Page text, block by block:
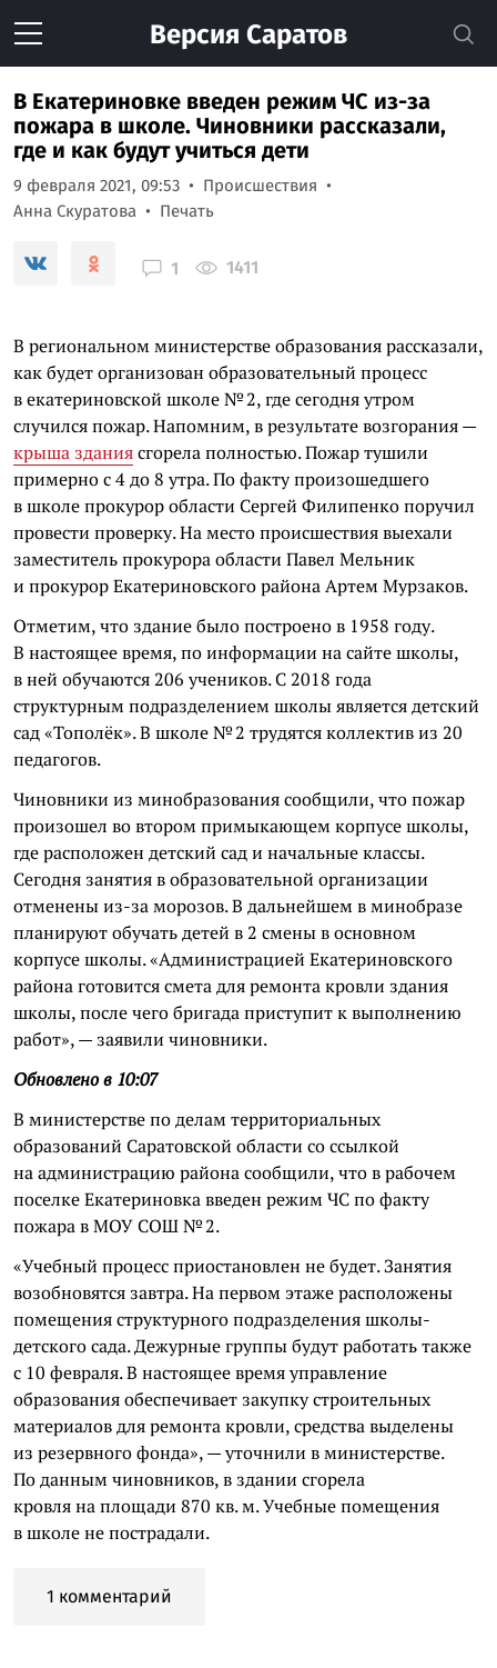
Версия Саратов
В Екатериновке введен режим ЧС из-за
пожара в школе. Чиновники рассказали,
где и как будут учиться дети
9 февраля 2021, 09:53
Происшествия
Анна Скуратова
Печать
1 1411
В региональном министерстве образования рассказали,
как будет организован образовательный процесс
в екатериновской школе № 2, где сегодня утром
случился пожар. Напомним, в результате возгорания —
крыша зданиясгорела полностью. Пожар тушили
примерно с 4 до 8 утра. По факту произошедшего
в школе прокурор области Сергей Филипенко поручил
провести проверку. На место происшествия выехали
заместитель прокурора области Павел Мельник
и прокурор Екатериновского района Артем Мурзаков.
Отметим, что здание было построено в 1958 году.
В настоящее время, по информации на сайте школы,
в ней обучаются 206 учеников. С 2018 года
структурным подразделением школы является детский
сад «Тополёк». В школе № 2 трудятся коллектив из 20
педагогов.
Чиновники из минобразования сообщили, что пожар
произошел во втором примыкающем корпусе школы,
где расположен детский сад и начальные классы.
Сегодня занятия в образовательной организации
отменены из-за морозов. В дальнейшем в минобразе
планируют обучать детей в 2 смены в основном
корпусе школы. «Администрацией Екатериновского
района готовится смета для ремонта кровли здания
школы, после чего бригада приступит к выполнению
работ», — заявили чиновники.
Обновлено в 10:07
В министерстве по делам территориальных
образований Саратовской области со ссылкой
на администрацию района сообщили, что в рабочем
поселке Екатериновка введен режим ЧС по факту
пожара в МОУ СОШ № 2.
«Учебный процесс приостановлен не будет. Занятия
возобновятся завтра. На первом этаже расположены
помещения структурного подразделения школы-
детского сада. Дежурные группы будут работать также
с 10 февраля. В настоящее время управление
образования обеспечивает закупку строительных
материалов для ремонта кровли, средства выделены
из резервного фонда», — уточнили в министерстве.
По данным чиновников, в здании сгорела
кровля на площади 870 кв. м. Учебные помещения
в школе не пострадали.
1 комментарий